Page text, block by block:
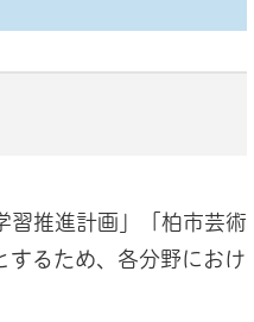
習推進計画」「柏市芸術
するため、各分野におけ